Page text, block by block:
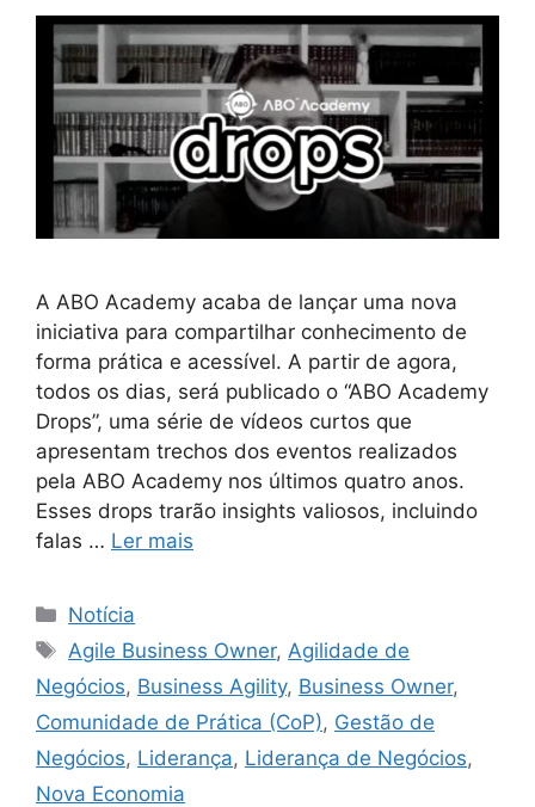
A ABO Academy acaba de lançar uma nova
iniciativa para compartilhar conhecimento de
forma prática e acessível. A partir de agora,
todos os dias, será publicado o “ABO Academy
Drops”, uma série de vídeos curtos que
apresentam trechos dos eventos realizados
pela ABO Academy nos últimos quatro anos.
Esses drops trarão insights valiosos, incluindo
falas … Ler mais
Notícia
Agile Business Owner, Agilidade de
Negócios, Business Agility, Business Owner,
Comunidade de Prática (CoP), Gestão de
Negócios, Liderança, Liderança de Negócios,
Nova Economia